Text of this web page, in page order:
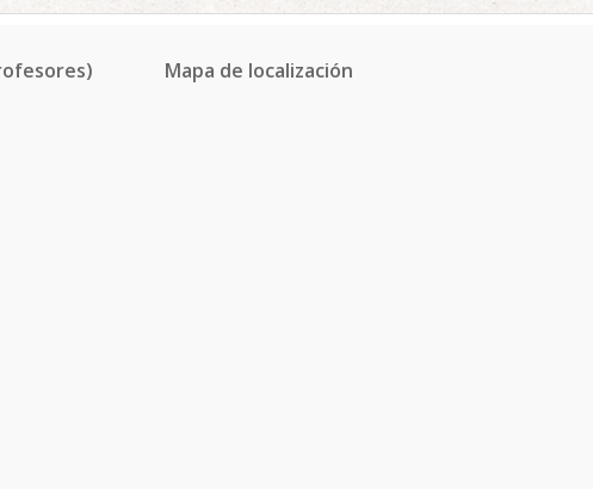
Mapa de localización